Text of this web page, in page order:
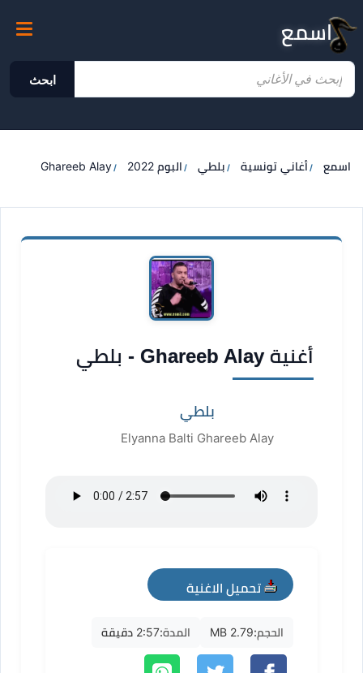
اسمع
ابحث
اسمع أغاني تونسية بلطي البوم 2022 Ghareeb Alay
أغنية Ghareeb Alay - بلطي
بلطي
Elyanna Balti Ghareeb Alay
تحميل الاغنية
mp3
الحجم:2.79 MB المدة:2:57 دقيقة